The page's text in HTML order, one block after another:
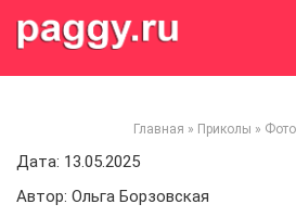
Главная » Приколы »
Дата: 13.05.2025
Автор: Ольга Борзовская